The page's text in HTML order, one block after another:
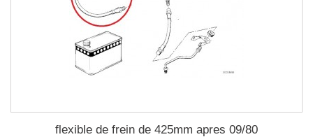
flexible de frein de 425mm apres 09/80